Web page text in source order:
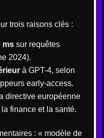
trois raisons clés :
ms sur requêtes
2024).
à GPT-4, selon
early-access.
directive européenne
finance et la santé.
: « modèle de